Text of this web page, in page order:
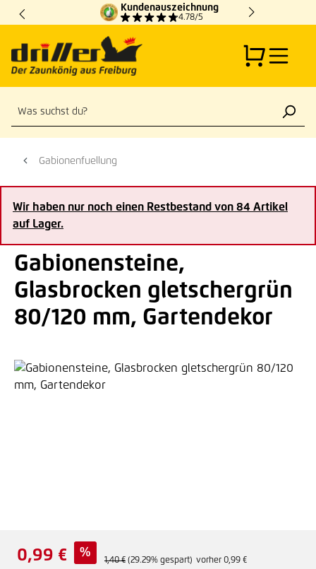
Zum Hauptinhalt springen
Kundenauszeichnung
4.78/5
Gabionenfuellung
Wir haben nur noch einen Restbestand von 84 Artikel
auf Lager.
Gabionensteine,
Glasbrocken gletschergrün
80/120 mm, Gartendekor
Bildergalerie überspringen
Verkaufspreis:
0,99 € %
Regulärer Preis:
1,40 € (29.29% gespart) vorher 0,99 €